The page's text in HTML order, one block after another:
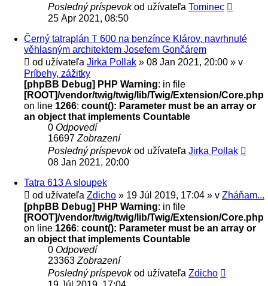
Posledný príspevokod užívateľa Tominec
25 Apr 2021, 08:50
Černý tatraplán T 600 na benzínce Klárov, navrhnuté
věhlasným architektem Josefem Gončárem
od užívateľa Jirka Pollak » 08 Jan 2021, 20:00 » v
Príbehy, zážitky
[phpBB Debug] PHP Warning: in file
[ROOT]/vendor/twig/twig/lib/Twig/Extension/Core.php
on line 1266: count(): Parameter must be an array or
an object that implements Countable
0 Odpovedí
16697 Zobrazení
Posledný príspevokod užívateľa Jirka Pollak
08 Jan 2021, 20:00
Tatra 613 A sloupek
od užívateľa Zdicho » 19 Júl 2019, 17:04 » v Zháňam...
[phpBB Debug] PHP Warning: in file
[ROOT]/vendor/twig/twig/lib/Twig/Extension/Core.php
on line 1266: count(): Parameter must be an array or
an object that implements Countable
0 Odpovedí
23363 Zobrazení
Posledný príspevokod užívateľa Zdicho